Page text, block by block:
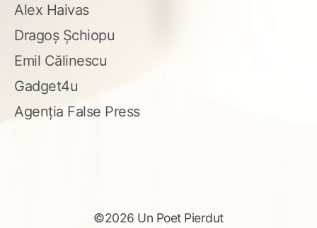
Alex Haivas
Dragoș Șchiopu
Emil Călinescu
Gadget4u
Agenția False Press
©2026 Un Poet Pierdut